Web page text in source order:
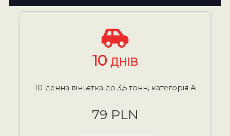
10 ДНІВ
10-денна віньєтка до 3,5 тонн, категорія А
79 PLN